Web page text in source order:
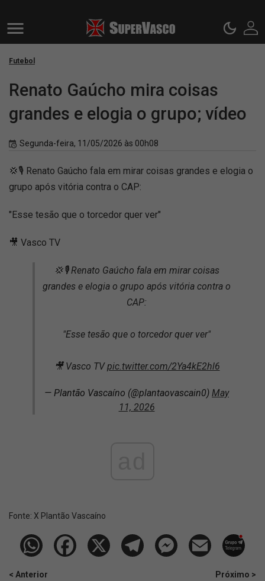
Futebol
Renato Gaúcho mira coisas
grandes e elogia o grupo; vídeo
Segunda-feira, 11/05/2026 às 00h08
💢🎙️ Renato Gaúcho fala em mirar coisas grandes e elogia o
grupo após vitória contra o CAP:
"Esse tesão que o torcedor quer ver"
🎥 Vasco TV
💢🎙️ Renato Gaúcho fala em mirar coisas
grandes e elogia o grupo após vitória contra o
CAP:
"Esse tesão que o torcedor quer ver"
🎥 Vasco TVpic.twitter.com/2Ya4kE2hl6
— Plantão Vascaíno (@plantaovascain0) May
11, 2026
Fonte: X Plantão Vascaíno
< Anterior
Próximo >